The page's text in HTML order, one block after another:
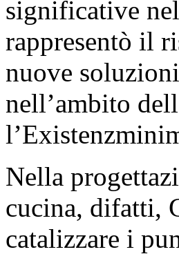
significative
rappresentò il
nuove
nell’ambito
Nella
cucina, difatti,
catalizzare i